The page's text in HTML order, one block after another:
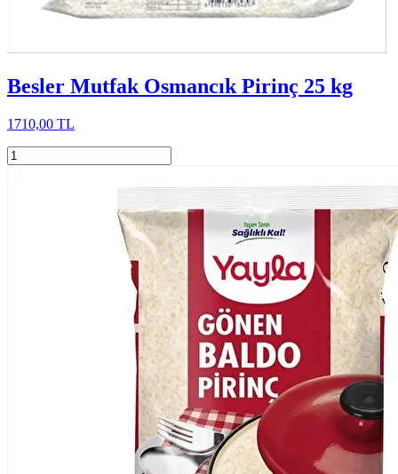
Besler Mutfak Osmancık Pirinç 25 kg
1710,00 TL